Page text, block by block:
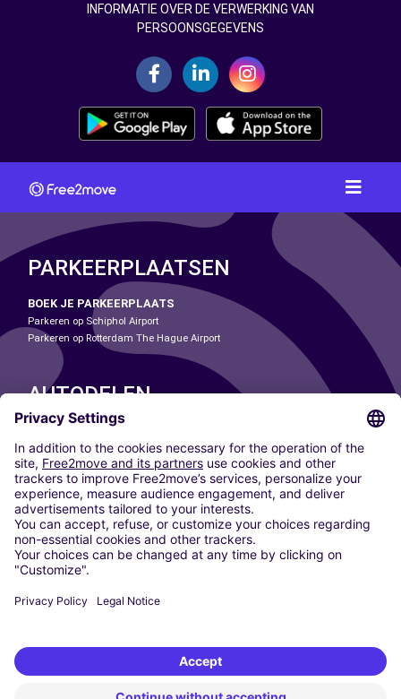
INFORMATIE OVER DE VERWERKING VAN
PERSOONSGEGEVENS
PARKEERPLAATSEN
BOEK JE PARKEERPLAATS
Parkeren op Schiphol Airport
Parkeren op Rotterdam The Hague Airport
AUTODELEN
ONZE STEDEN
Paris
Madrid
Washington DC
Milaan
Rome
Turijn
Wenen
Berlijn
Düsseldorf